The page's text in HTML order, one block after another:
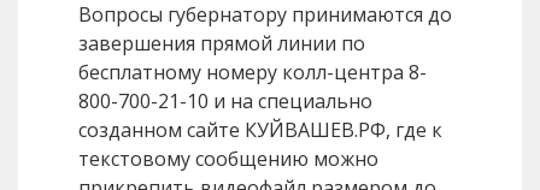
Вопросы губернатору принимаются до
завершения прямой линии по
бесплатному номеру колл-центра 8-
800-700-21-10 и на специально
созданном сайте КУЙВАШЕВ.РФ, где к
текстовому сообщению можно